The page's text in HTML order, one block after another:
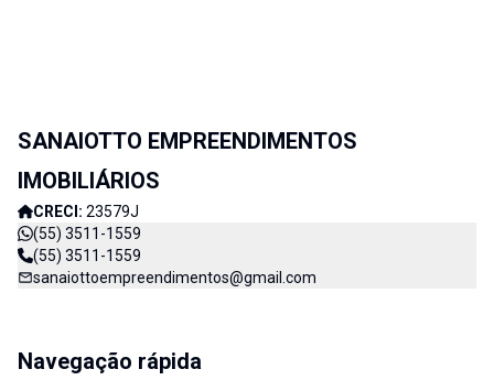
SANAIOTTO EMPREENDIMENTOS
IMOBILIÁRIOS
CRECI: 23579J
(55) 3511-1559
(55) 3511-1559
sanaiottoempreendimentos@gmail.com
Navegação rápida